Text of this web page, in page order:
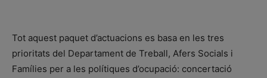
Tot aquest paquet d’actuacions es basa en les tres
prioritats del Departament de Treball, Afers Socials i
Famílies per a les polítiques d’ocupació: concertació